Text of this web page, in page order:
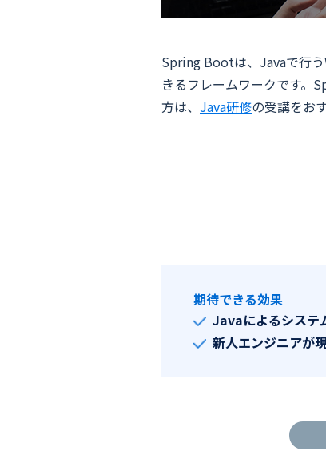
Spring Bootは、Javaで行
きるフレームワークです。
方は、 Java研修の受講をお
期待できる効果
Javaによるシステ
新人エンジニアが